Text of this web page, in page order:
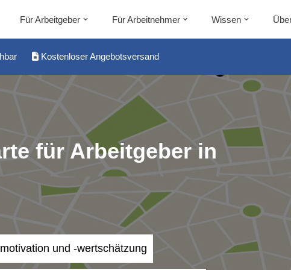
Für Arbeitgeber Für Arbeitnehmer Wissen
Kostenloser Angebotsversand
für Arbeitgeber in
und -wertschätzung